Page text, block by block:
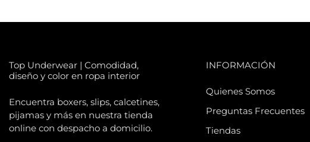
Top Underwear | Comodidad,
diseño y color en ropa interior
Encuentra boxers, slips, calcetines,
pijamas y más en nuestra tienda
online con despacho a domicilio.
INFORMACIÓN
Quienes Somos
Preguntas Frecuentes
Tiendas